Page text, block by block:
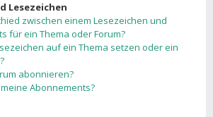
Lesezeichen
zwischen einem Lesezeichen und
für ein Thema oder Forum?
auf ein Thema setzen oder ein
abonnieren?
Abonnements?